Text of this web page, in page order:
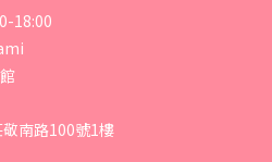
18:00
南路100號1樓